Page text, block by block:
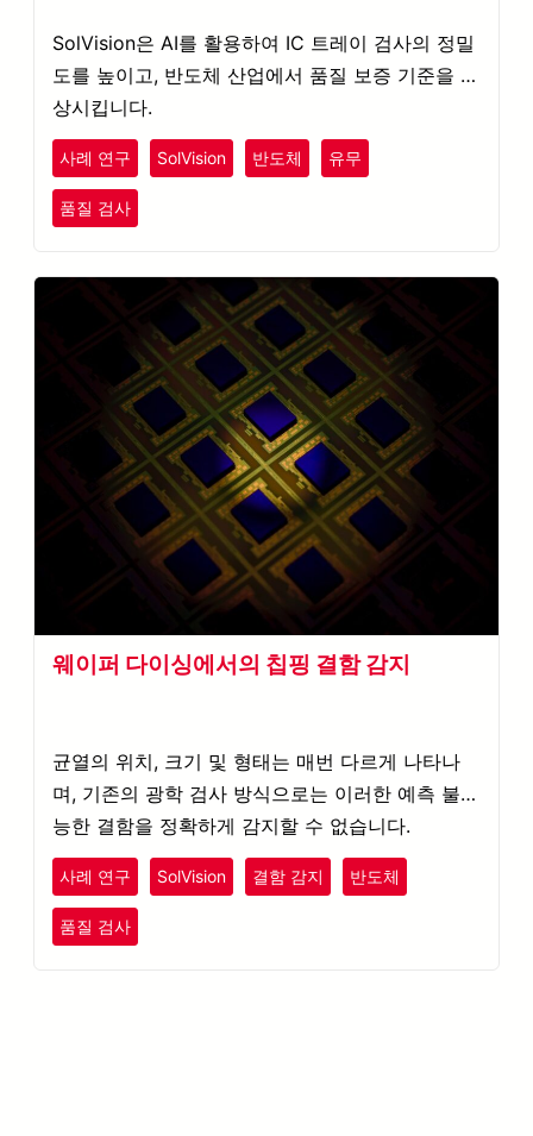
SolVision은 AI를 활용하여 IC 트레이 검사의 정밀
도를 높이고, 반도체 산업에서 품질 보증 기준을 향
상시킵니다.
사례 연구 SolVision 반도체 유무
품질 검사
웨이퍼 다이싱에서의 칩핑 결함 감지
균열의 위치, 크기 및 형태는 매번 다르게 나타나
며, 기존의 광학 검사 방식으로는 이러한 예측 불가
능한 결함을 정확하게 감지할 수 없습니다.
사례 연구 SolVision 결함 감지 반도체
품질 검사